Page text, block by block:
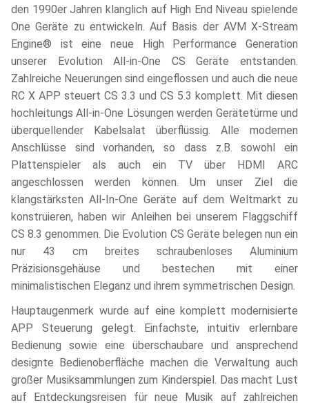
den 1990er Jahren klanglich auf High End Niveau spielende
One Geräte zu entwickeln. Auf Basis der AVM X-Stream
Engine® ist eine neue High Performance Generation
unserer Evolution All-in-One CS Geräte entstanden.
Zahlreiche Neuerungen sind eingeflossen und auch die neue
RC X APP steuert CS 3.3 und CS 5.3 komplett. Mit diesen
hochleitungs All-in-One Lösungen werden Gerätetürme und
überquellender Kabelsalat überflüssig. Alle modernen
Anschlüsse sind vorhanden, so dass z.B. sowohl ein
Plattenspieler als auch ein TV über HDMI ARC
angeschlossen werden können. Um unser Ziel die
klangstärksten All-In-One Geräte auf dem Weltmarkt zu
konstruieren, haben wir Anleihen bei unserem Flaggschiff
CS 8.3 genommen. Die Evolution CS Geräte belegen nun ein
nur 43 cm breites schraubenloses Aluminium
Präzisionsgehäuse und bestechen mit einer
minimalistischen Eleganz und ihrem symmetrischen Design.
Hauptaugenmerk wurde auf eine komplett modernisierte
APP Steuerung gelegt. Einfachste, intuitiv erlernbare
Bedienung sowie eine überschaubare und ansprechend
designte Bedienoberfläche machen die Verwaltung auch
großer Musiksammlungen zum Kinderspiel. Das macht Lust
auf Entdeckungsreisen für neue Musik auf zahlreichen